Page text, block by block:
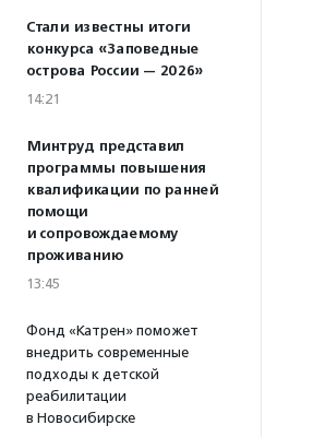
Стали известны итоги
конкурса «Заповедные
острова России — 2026»
14:21
Минтруд представил
программы повышения
квалификации по ранней
помощи
и сопровождаемому
проживанию
13:45
Фонд «Катрен» поможет
внедрить современные
подходы к детской
реабилитации
в Новосибирске